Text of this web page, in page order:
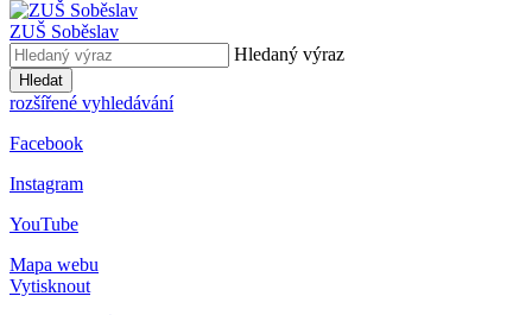
ZUŠ Soběslav
Hledaný výraz
Hledat
rozšířené vyhledávání
Facebook
Instagram
YouTube
Mapa webu
Vytisknout